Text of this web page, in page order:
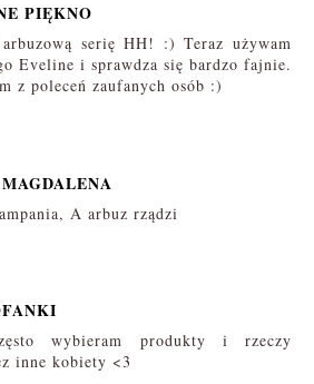
PIĘKNO
arbuzową serię HH! :) Teraz używam
Eveline i sprawdza się bardzo fajnie.
z poleceń zaufanych osób :)
A arbuz rządzi
wybieram produkty i rzeczy
inne kobiety <3